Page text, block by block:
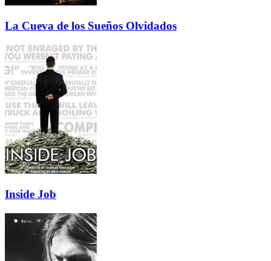
La Cueva de los Sueños Olvidados
Inside Job